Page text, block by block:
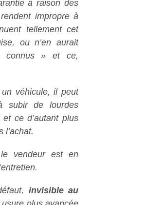
à raison des
impropre à
tellement cet
ou n’en aurait
connus» et ce,
véhicule, il peut
subir de lourdes
ce d’autant plus
l’achat.
vendeur est en
invisible au